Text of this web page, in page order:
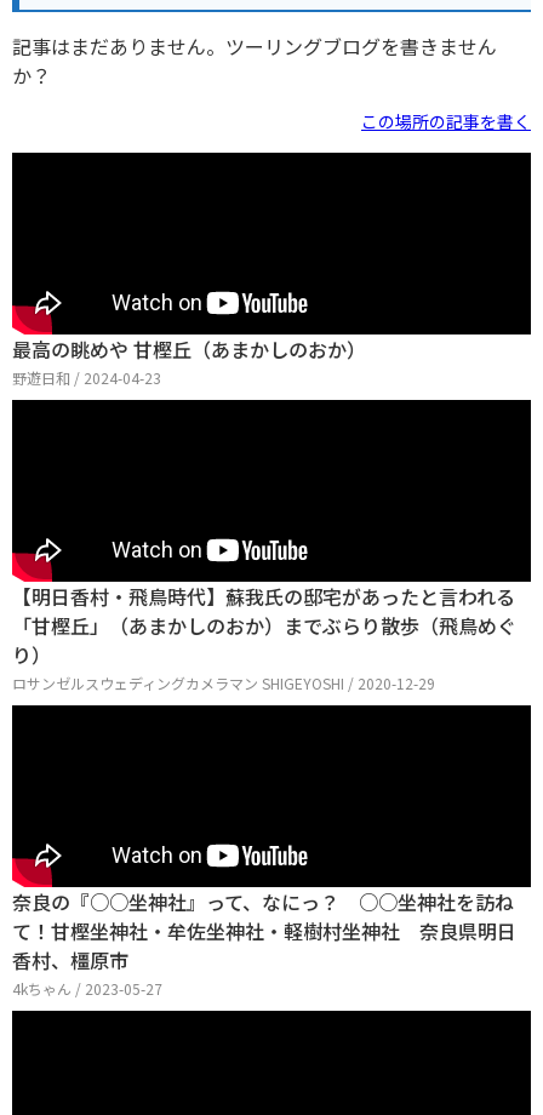
記事はまだありません。ツーリングブログを書きません
か？
この場所の記事を書く
最高の眺めや 甘樫丘（あまかしのおか）
野遊日和 / 2024-04-23
【明日香村・飛鳥時代】蘇我氏の邸宅があったと言われる
「甘樫丘」（あまかしのおか）までぶらり散歩（飛鳥めぐ
り）
ロサンゼルスウェディングカメラマン SHIGEYOSHI / 2020-12-29
奈良の『○○坐神社』って、なにっ？ ○○坐神社を訪ね
て！甘樫坐神社・牟佐坐神社・軽樹村坐神社 奈良県明日
香村、橿原市
4kちゃん / 2023-05-27